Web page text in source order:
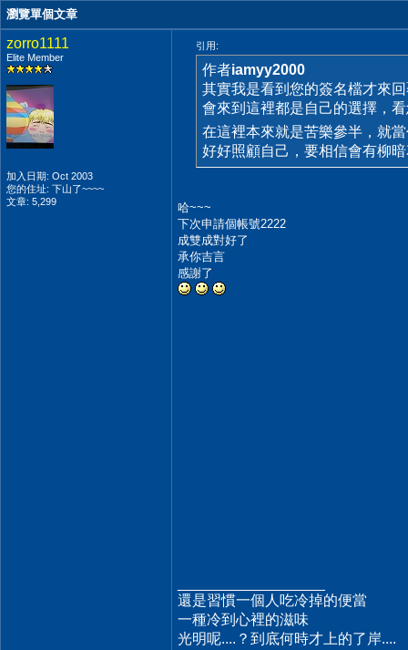
瀏覽單個文章
zorro1111
Elite Member
加入日期: Oct 2003
您的住址: 下山了~~~~
文章: 5,299
引用:
作者iamyy2000
其實我是看到您的簽名檔才來
會來到這裡都是自己的選擇，
在這裡本來就是苦樂參半，就
好好照顧自己，要相信會有柳
哈~~~
下次申請個帳號2222
成雙成對好了
承你吉言
感謝了
還是習慣一個人吃冷掉的便當
一種冷到心裡的滋味
光明呢....？到底何時才上的了岸....